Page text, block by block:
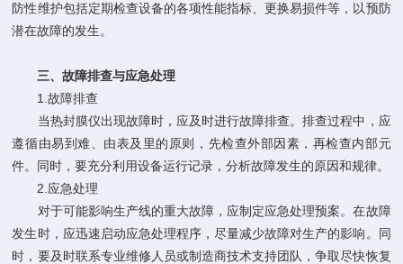
防性维护包括定期检查设备的各项性能指标、更换易损件等，以预防
潜在故障的发生。
三、故障排查与应急处理
1.故障排查
当热封膜仪出现故障时，应及时进行故障排查。排查过程中，应
遵循由易到难、由表及里的原则，先检查外部因素，再检查内部元
件。同时，要充分利用设备运行记录，分析故障发生的原因和规律。
2.应急处理
对于可能影响生产线的重大故障，应制定应急处理预案。在故障
发生时，应迅速启动应急处理程序，尽量减少故障对生产的影响。同
时，要及时联系专业维修人员或制造商技术支持团队，争取尽快恢复